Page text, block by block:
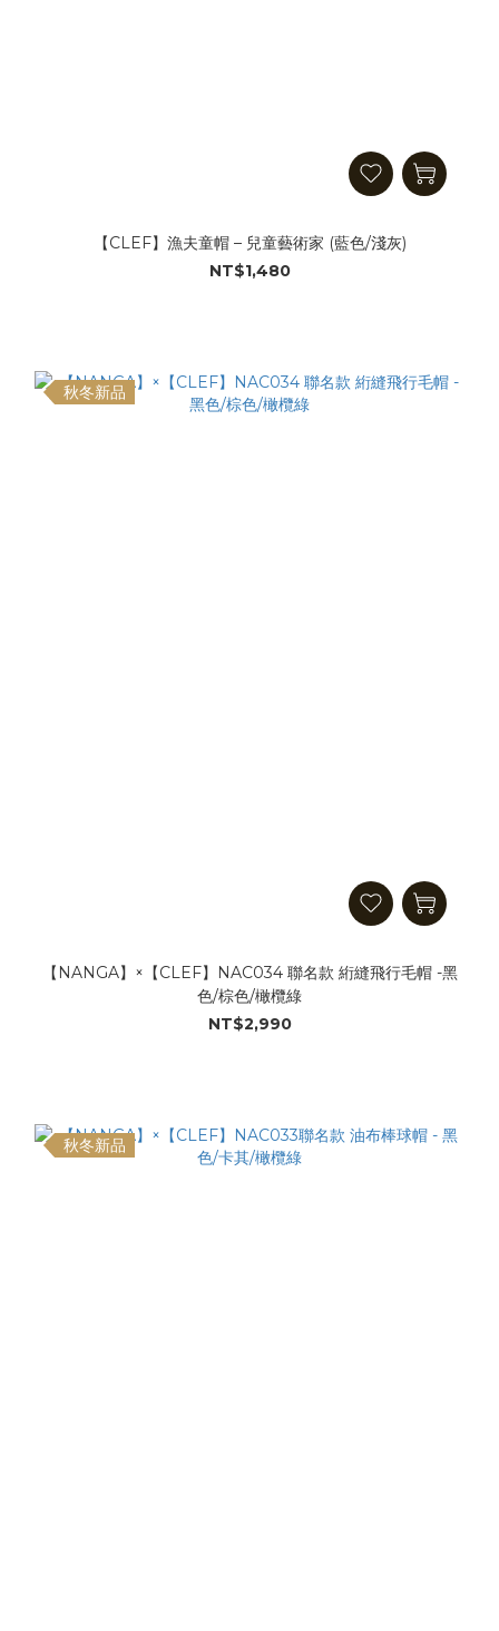
【CLEF】漁夫童帽 – 兒童藝術家 (藍色/淺灰)
NT$1,480
秋冬新品
【NANGA】×【CLEF】NAC034 聯名款 絎縫飛行毛帽 -黑
色/棕色/橄欖綠
NT$2,990
秋冬新品